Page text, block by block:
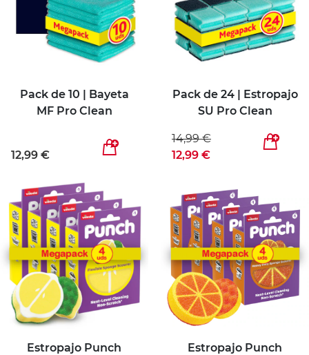
Pack de 10 | Bayeta
MF Pro Clean
12,99 €
Pack de 24 | Estropajo
SU Pro Clean
14,99 €
12,99 €
Estropajo Punch
Estropajo Punch